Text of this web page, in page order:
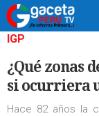
IGP
¿Qué zonas
si ocurriera
Hace 82 años la